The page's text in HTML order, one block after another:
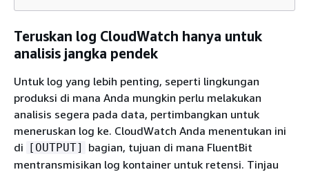
Teruskan log CloudWatch hanya untuk
analisis jangka pendek
Untuk log yang lebih penting, seperti lingkungan
produksi di mana Anda mungkin perlu melakukan
analisis segera pada data, pertimbangkan untuk
meneruskan log ke. CloudWatch Anda menentukan ini
di [OUTPUT]
bagian, tujuan di mana FluentBit
mentransmisikan log kontainer untuk retensi. Tinjau